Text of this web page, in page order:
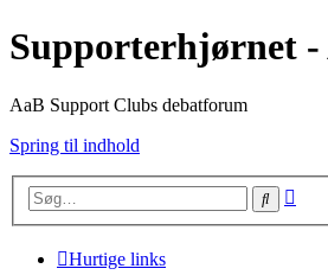
Supporterhjørnet
AaB Support Clubs debatforum
Spring til indhold
Søg
Hurtige links